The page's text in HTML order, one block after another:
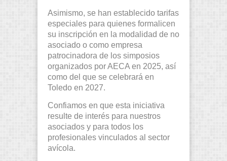
Asimismo, se han establecido tarifas
especiales para quienes formalicen
su inscripción en la modalidad de no
asociado o como empresa
patrocinadora de los simposios
organizados por AECA en 2025, así
como del que se celebrará en
Toledo en 2027.
Confiamos en que esta iniciativa
resulte de interés para nuestros
asociados y para todos los
profesionales vinculados al sector
avícola.